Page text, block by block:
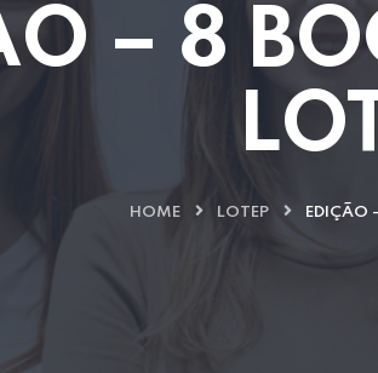
– 8
HOME LOTEP EDIÇÃO